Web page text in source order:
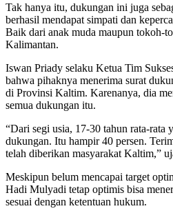
Tak hanya itu, dukungan ini juga
berhasil mendapat simpati dan
Baik dari anak muda maupun tokoh-
Kalimantan.
Iswan Priady selaku Ketua Tim
bahwa pihaknya menerima surat
di Provinsi Kaltim. Karenanya, dia
semua dukungan itu.
“Dari segi usia, 17-30 tahun rata-rata
dukungan. Itu hampir 40 persen.
telah diberikan masyarakat Kaltim,”
Meskipun belum mencapai target
Hadi Mulyadi tetap optimis bisa
sesuai dengan ketentuan hukum.